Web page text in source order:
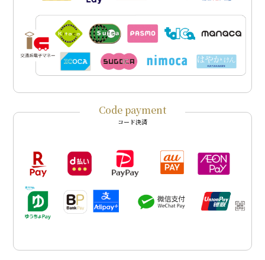
Code payment
コード決済